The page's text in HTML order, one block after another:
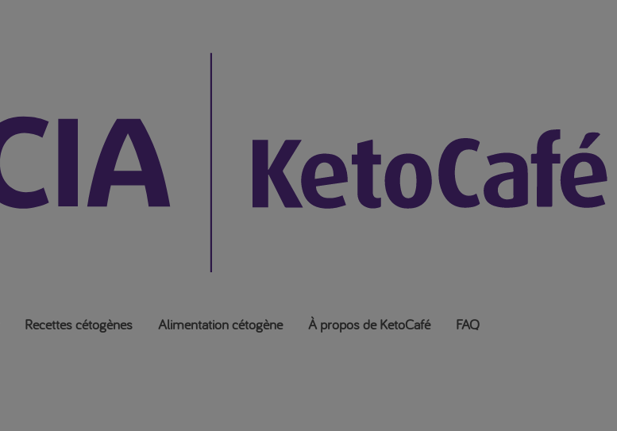
Recettes cétogènes Alimentation cétogène À propos de KetoCafé FAQ